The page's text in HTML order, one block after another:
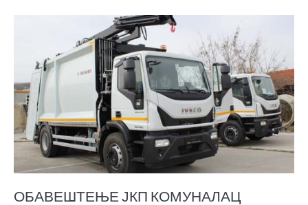
ОБАВЕШТЕЊЕ ЈКП КОМУНАЛАЦ